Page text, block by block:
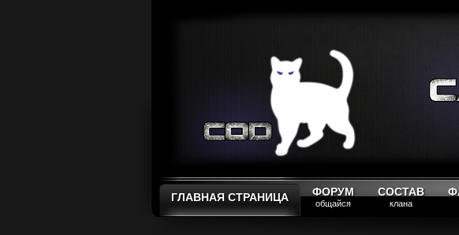
ГЛАВНАЯ СТРАНИЦА ФОРУМ
общайся
СОСТАВ
клана